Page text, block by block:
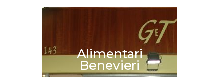
Alimentari
Benevieri